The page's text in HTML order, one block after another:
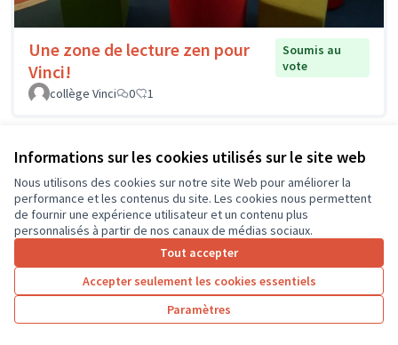
Informations sur les cookies utilisés sur le site web
Nous utilisons des cookies sur notre site Web pour améliorer la
performance et les contenus du site. Les cookies nous permettent
de fournir une expérience utilisateur et un contenu plus
personnalisés à partir de nos canaux de médias sociaux.
Tout accepter
Accepter seulement les cookies essentiels
Paramètres
Une zone de lecture zen pour
Vinci!
Soumis au
vote
collège Vinci
0 1